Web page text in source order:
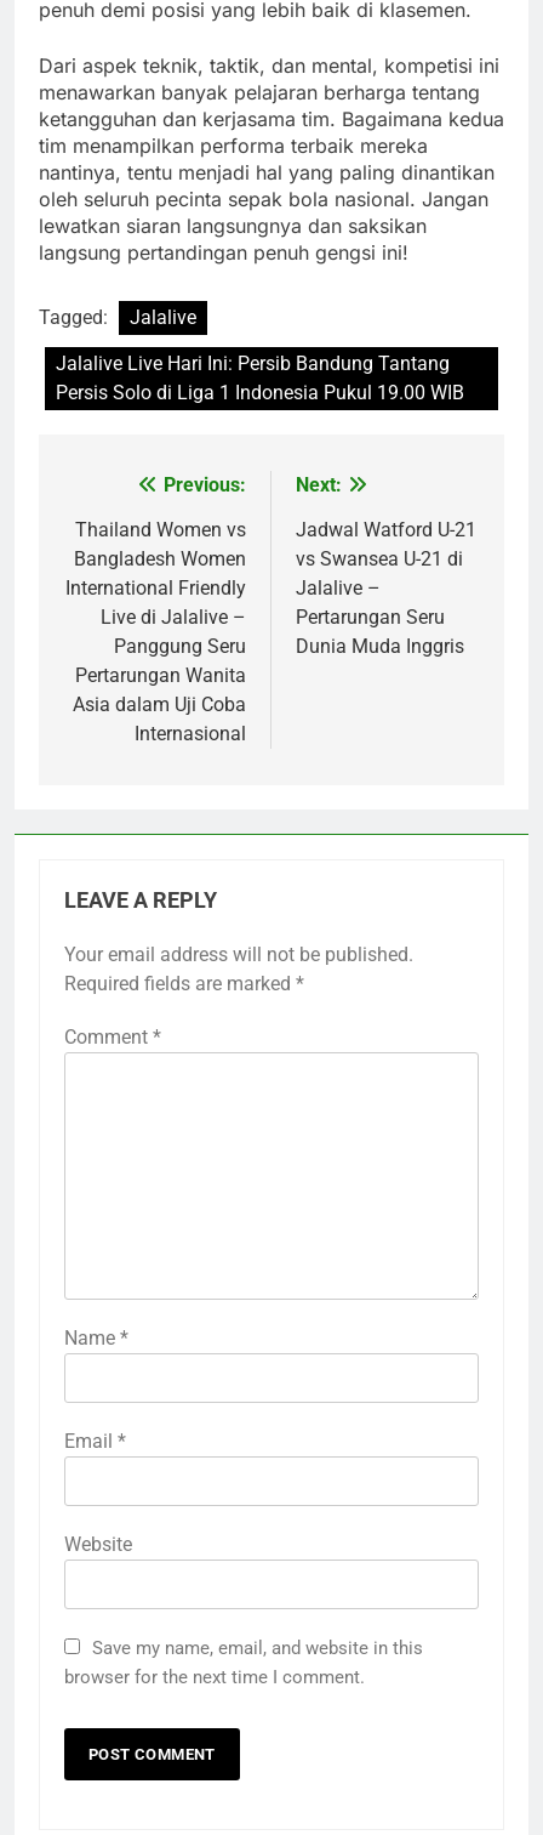
penuh demi posisi yang lebih baik di klasemen.
Dari aspek teknik, taktik, dan mental, kompetisi ini
menawarkan banyak pelajaran berharga tentang
ketangguhan dan kerjasama tim. Bagaimana kedua
tim menampilkan performa terbaik mereka
nantinya, tentu menjadi hal yang paling dinantikan
oleh seluruh pecinta sepak bola nasional. Jangan
lewatkan siaran langsungnya dan saksikan
langsung pertandingan penuh gengsi ini!
Tagged:
Jalalive
Jalalive Live Hari Ini: Persib Bandung Tantang
Persis Solo di Liga 1 Indonesia Pukul 19.00 WIB
navigation
Previous:
Thailand Women vs
Bangladesh Women
International Friendly
Live di Jalalive –
Panggung Seru
Pertarungan Wanita
Asia dalam Uji Coba
Internasional
Next:
Jadwal Watford U-21
vs Swansea U-21 di
Jalalive –
Pertarungan Seru
Dunia Muda Inggris
LEAVE A REPLY
Your email address will not be published.
Required fields are marked *
Comment *
Name *
Email *
Website
Save my name, email, and website in this
browser for the next time I comment.